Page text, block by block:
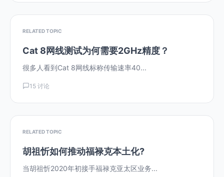
RELATED TOPIC
Cat 8网线测试为何需要2GHz精度？
很多人看到Cat 8网线标称传输速率40...
15 讨论
RELATED TOPIC
胡祖忻如何推动福禄克本土化?
当胡祖忻2020年初接手福禄克亚太区业务...